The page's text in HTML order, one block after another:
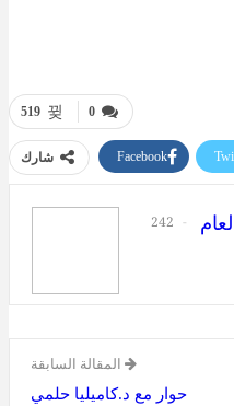
0
519
شارك Facebook
242
المقالة السابقة
حوار مع د.كاميليا حلمي